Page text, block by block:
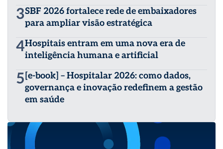
3SBF 2026 fortalece rede de embaixadores
para ampliar visão estratégica
4Hospitais entram em uma nova era de
inteligência humana e artificial
5 [e-book] – Hospitalar 2026: como dados,
governança e inovação redefinem a gestão
em saúde